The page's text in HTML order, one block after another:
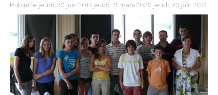
Publié le jeudi, 20 juin 2013 jeudi, 19 mars 2020 jeudi, 20 juin 2013